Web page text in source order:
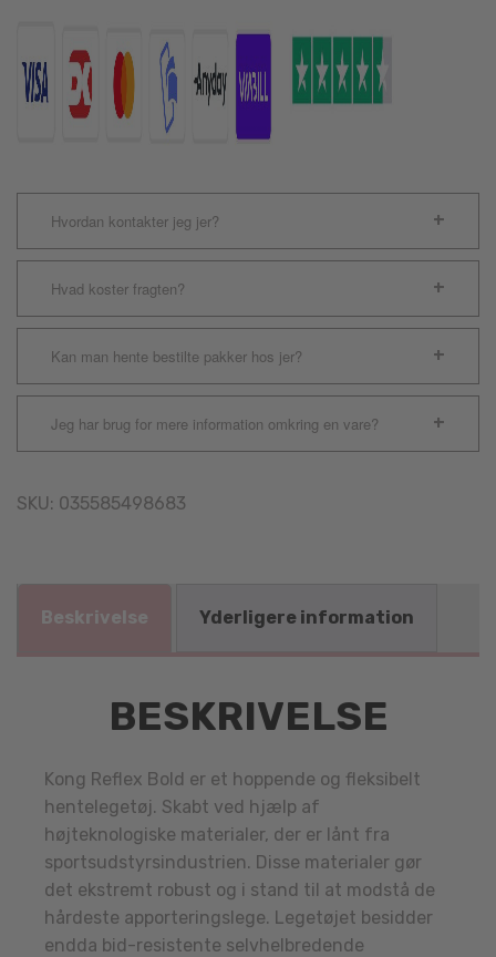
Hvordan kontakter jeg jer?
Hvad koster fragten?
Kan man hente bestilte pakker hos jer?
Jeg har brug for mere information omkring en vare?
SKU: 035585498683
Beskrivelse Yderligere information
BESKRIVELSE
Kong Reflex Bold er et hoppende og fleksibelt
hentelegetøj. Skabt ved hjælp af
højteknologiske materialer, der er lånt fra
sportsudstyrsindustrien. Disse materialer gør
det ekstremt robust og i stand til at modstå de
hårdeste apporteringslege. Legetøjet besidder
endda bid-resistente selvhelbredende